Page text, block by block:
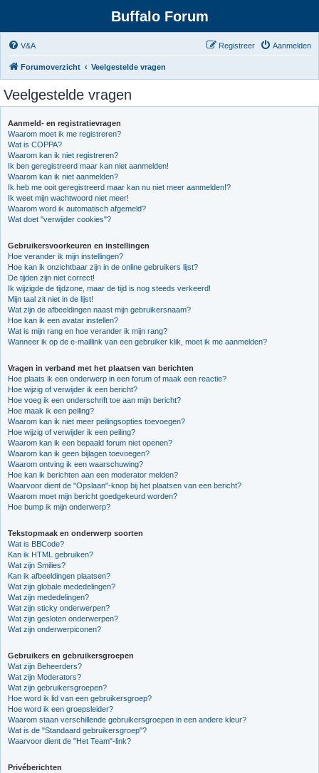
Buffalo Forum
V&A Aanmelden
Registreer
Forumoverzicht Veelgestelde vragen
Veelgestelde vragen
Aanmeld- en registratievragen
Waarom moet ik me registreren?
Wat is COPPA?
Waarom kan ik niet registreren?
Ik ben geregistreerd maar kan niet aanmelden!
Waarom kan ik niet aanmelden?
Ik heb me ooit geregistreerd maar kan nu niet meer aanmelden!?
Ik weet mijn wachtwoord niet meer!
Waarom word ik automatisch afgemeld?
Wat doet "verwijder cookies"?
Gebruikersvoorkeuren en instellingen
Hoe verander ik mijn instellingen?
Hoe kan ik onzichtbaar zijn in de online gebruikers lijst?
De tijden zijn niet correct!
Ik wijzigde de tijdzone, maar de tijd is nog steeds verkeerd!
Mijn taal zit niet in de lijst!
Wat zijn de afbeeldingen naast mijn gebruikersnaam?
Hoe kan ik een avatar instellen?
Wat is mijn rang en hoe verander ik mijn rang?
Wanneer ik op de e-maillink van een gebruiker klik, moet ik me aanmelden?
Vragen in verband met het plaatsen van berichten
Hoe plaats ik een onderwerp in een forum of maak een reactie?
Hoe wijzig of verwijder ik een bericht?
Hoe voeg ik een onderschrift toe aan mijn bericht?
Hoe maak ik een peiling?
Waarom kan ik niet meer peilingsopties toevoegen?
Hoe wijzig of verwijder ik een peiling?
Waarom kan ik een bepaald forum niet openen?
Waarom kan ik geen bijlagen toevoegen?
Waarom ontving ik een waarschuwing?
Hoe kan ik berichten aan een moderator melden?
Waarvoor dient de "Opslaan"-knop bij het plaatsen van een bericht?
Waarom moet mijn bericht goedgekeurd worden?
Hoe bump ik mijn onderwerp?
Tekstopmaak en onderwerp soorten
Wat is BBCode?
Kan ik HTML gebruiken?
Wat zijn Smilies?
Kan ik afbeeldingen plaatsen?
Wat zijn globale mededelingen?
Wat zijn mededelingen?
Wat zijn sticky onderwerpen?
Wat zijn gesloten onderwerpen?
Wat zijn onderwerpiconen?
Gebruikers en gebruikersgroepen
Wat zijn Beheerders?
Wat zijn Moderators?
Wat zijn gebruikersgroepen?
Hoe word ik lid van een gebruikersgroep?
Hoe word ik een groepsleider?
Waarom staan verschillende gebruikersgroepen in een andere kleur?
Wat is de "Standaard gebruikersgroep"?
Waarvoor dient de "Het Team"-link?
Privéberichten